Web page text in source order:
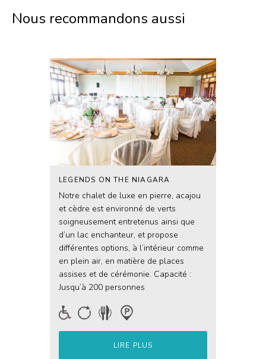
Nous recommandons aussi
LEGENDS ON THE NIAGARA
Notre chalet de luxe en pierre, acajou
et cèdre est environné de verts
soigneusement entretenus ainsi que
d’un lac enchanteur, et propose
différentes options, à l’intérieur comme
en plein air, en matière de places
assises et de cérémonie. Capacité :
Jusqu’à 200 personnes
LIRE PLUS